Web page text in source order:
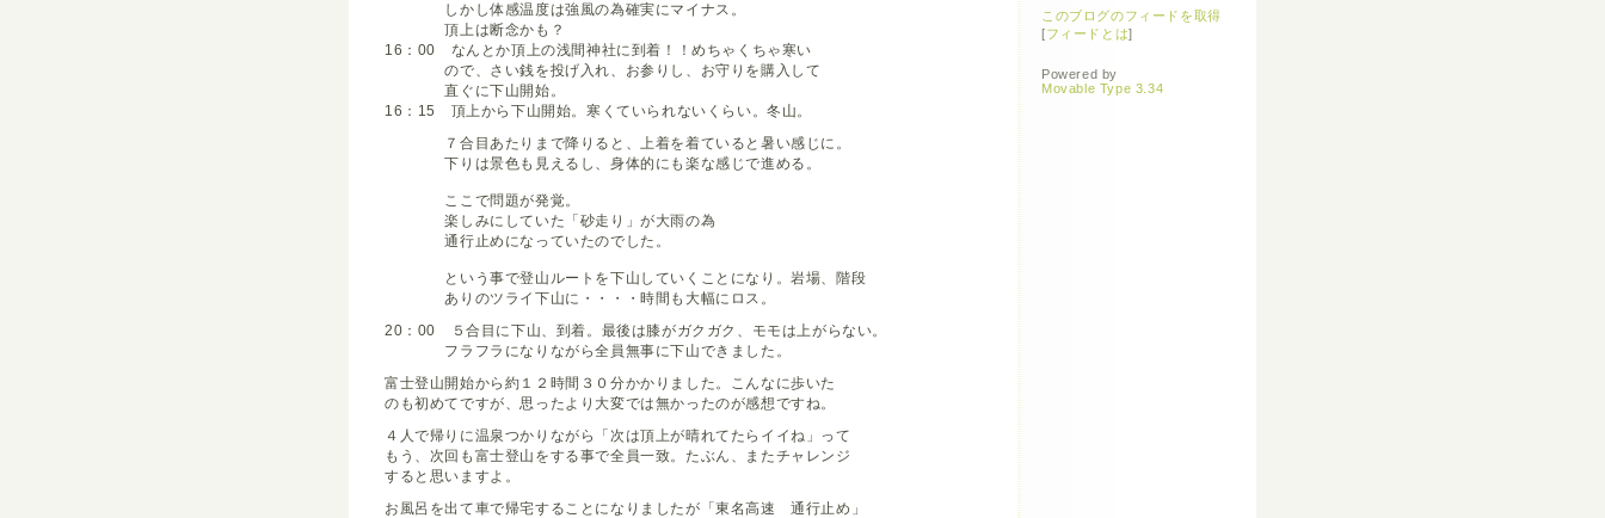
しかし体感温度は強風の為確実にマイナス。
頂上は断念かも？
16：00 なんとか頂上の浅間神社に到着！！めちゃくちゃ寒い
ので、さい銭を投げ入れ、お参りし、お守りを購入して
直ぐに下山開始。
16：15 頂上から下山開始。寒くていられないくらい。冬山。
７合目あたりまで降りると、上着を着ていると暑い感じに。
下りは景色も見えるし、身体的にも楽な感じで進める。
ここで問題が発覚。
楽しみにしていた「砂走り」が大雨の為
通行止めになっていたのでした。
という事で登山ルートを下山していくことになり。岩場、階段
ありのツライ下山に・・・・時間も大幅にロス。
20：00 ５合目に下山、到着。最後は膝がガクガク、モモは上がらない。
フラフラになりながら全員無事に下山できました。
富士登山開始から約１２時間３０分かかりました。こんなに歩いた
のも初めてですが、思ったより大変では無かったのが感想ですね。
４人で帰りに温泉つかりながら「次は頂上が晴れてたらイイね」って
もう、次回も富士登山をする事で全員一致。たぶん、またチャレンジ
すると思いますよ。
お風呂を出て車で帰宅することになりましたが「東名高速 通行止め」
このブログのフィードを取得
[フィードとは]
Powered by
Movable Type 3.34